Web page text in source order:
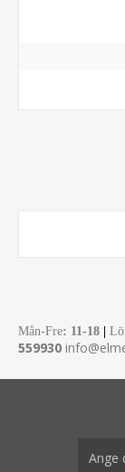
Mån-Fre: 11-18
559930